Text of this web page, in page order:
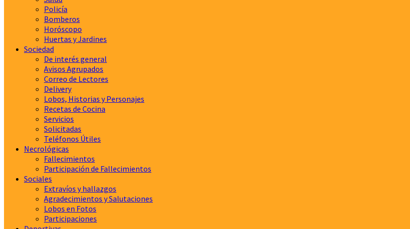
Policía
Bomberos
Horóscopo
Huertas y Jardines
Sociedad
De interés general
Avisos Agrupados
Correo de Lectores
Delivery
Lobos, Historias y Personajes
Recetas de Cocina
Servicios
Solicitadas
Teléfonos Útiles
Necrológicas
Fallecimientos
Participación de Fallecimientos
Sociales
Extravíos y hallazgos
Agradecimientos y Salutaciones
Lobos en Fotos
Participaciones